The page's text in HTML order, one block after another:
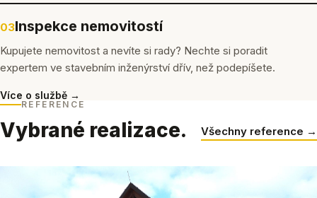
03Inspekce nemovitostí
Kupujete nemovitost a nevíte si rady? Nechte si poradit
expertem ve stavebním inženýrství dřív, než podepíšete.
Více o službě →
REFERENCE
Vybrané realizace. Všechny reference →